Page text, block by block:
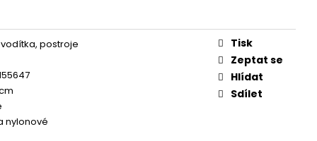
postroje
nylonové
Tisk
Zeptat se
Hlídat
Sdílet
YUMMY CHICKEN
100G